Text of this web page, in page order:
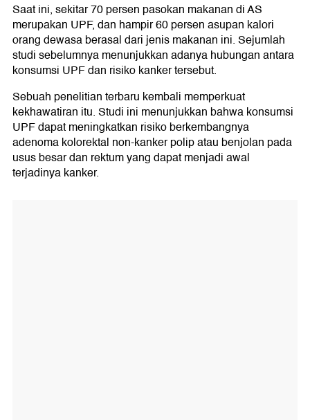
Saat ini, sekitar 70 persen pasokan makanan di AS
merupakan UPF, dan hampir 60 persen asupan kalori
orang dewasa berasal dari jenis makanan ini. Sejumlah
studi sebelumnya menunjukkan adanya hubungan antara
konsumsi UPF dan risiko kanker tersebut.
Sebuah penelitian terbaru kembali memperkuat
kekhawatiran itu. Studi ini menunjukkan bahwa konsumsi
UPF dapat meningkatkan risiko berkembangnya
adenoma kolorektal non-kanker polip atau benjolan pada
usus besar dan rektum yang dapat menjadi awal
terjadinya kanker.